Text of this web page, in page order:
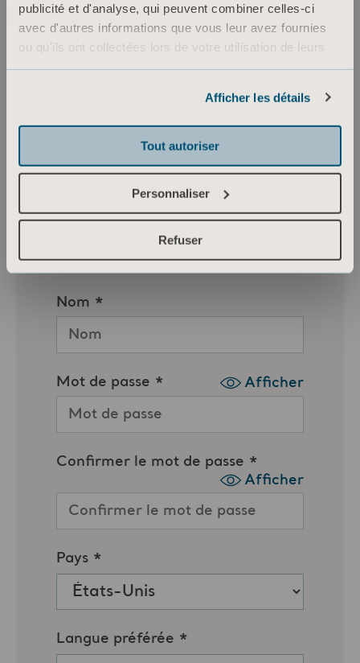
publicité et d'analyse, qui peuvent combiner celles-ci
avec d'autres informations que vous leur avez fournies
ou qu'ils ont collectées lors de votre utilisation de leurs
Afficher les détails
Tout autoriser
Personnaliser
Refuser